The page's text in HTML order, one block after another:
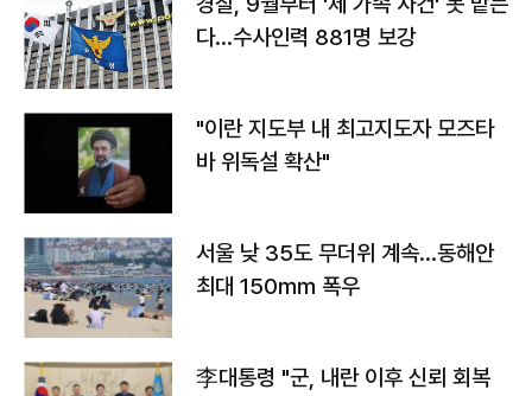
다…수사인력 881명 보강
"이란 지도부 내 최고지도자 모즈타
바 위독설 확산"
서울 낮 35도 무더위 계속…동해안
최대 150㎜ 폭우
李대통령 "군, 내란 이후 신뢰 회복